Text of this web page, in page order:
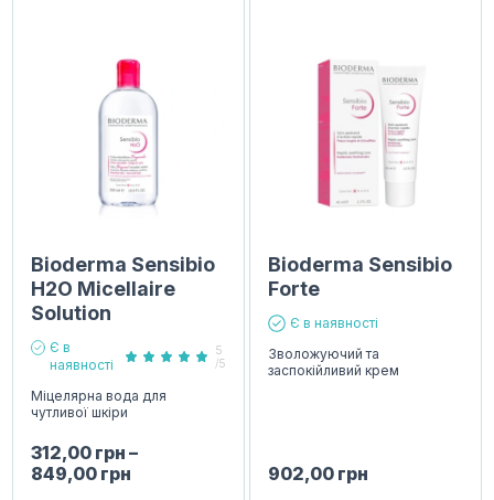
Bioderma Sensibio
H2O Micellaire
Solution
Є в
наявності
5
/5
Міцелярна вода для
чутливої шкіри
312,00 грн –
849,00 грн
Bioderma Sensibio
Forte
Є в наявності
Зволожуючий та
заспокійливий крем
902,00 грн